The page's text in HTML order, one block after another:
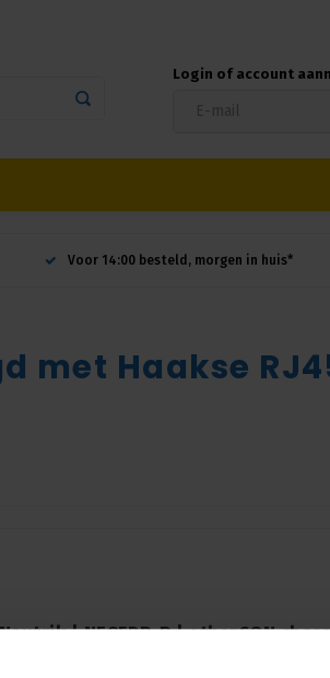
Login of account
Voor 14:00 besteld, morgen in huis*
met Haakse
| NE8FDP-R | etherCON